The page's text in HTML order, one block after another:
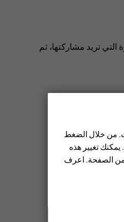
التي تريد مشاركتها، ثم
مرر لأسفل من أعلى
من خلال الضغط
تغيير هذه
من الصفحة. اعرف